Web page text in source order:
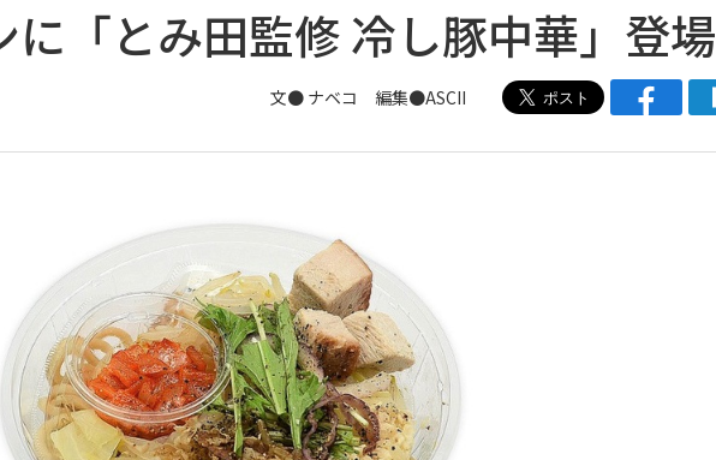
に「とみ田監修 冷し豚中華」登場
文● ナベコ 編集●ASCII